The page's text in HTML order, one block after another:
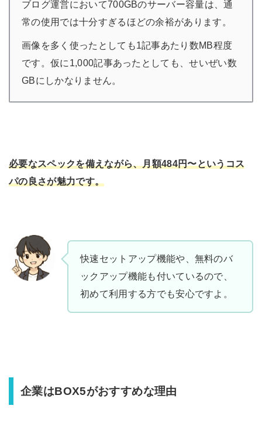
ブログ運営において700GBのサーバー容量は、通
常の使用では十分すぎるほどの余裕があります。
画像を多く使ったとしても1記事あたり数MB程度
です。仮に1,000記事あったとしても、せいぜい数
GBにしかなりません。
必要なスペックを備えながら、月額484円〜というコス
パの良さが魅力です。
快速セットアップ機能や、無料のバ
ックアップ機能も付いているので、
初めて利用する方でも安心ですよ。
企業はBOX5がおすすめな理由